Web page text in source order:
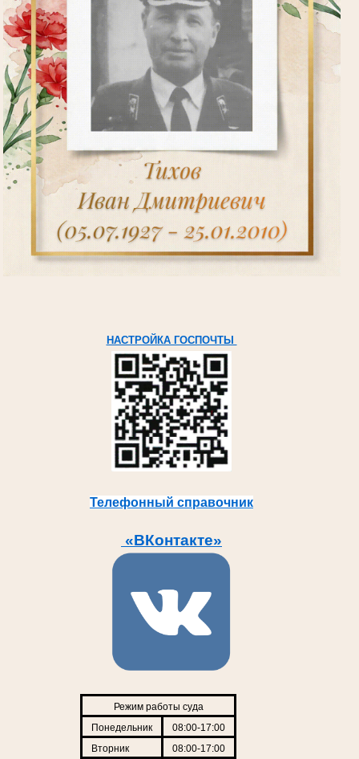
НАСТРОЙКА ГОСПОЧТЫ
Телефонный справочник
«ВКонтакте»
Режим работы суда
Понедельник
08:00-17:00
Вторник
08:00-17:00